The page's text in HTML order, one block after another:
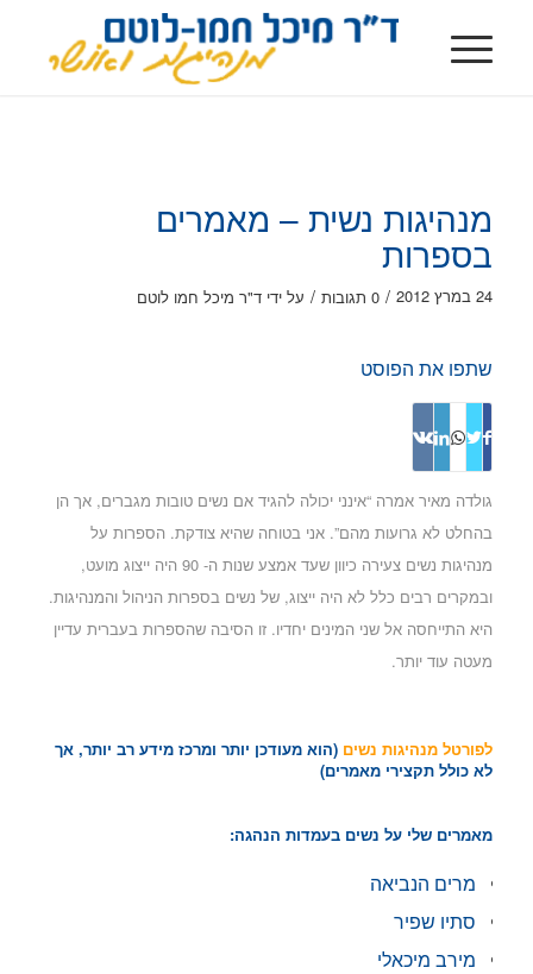
מנהיגות נשית – מאמרים
בספרות
24 במרץ 2012 / 0 תגובות / על ידי ד"ר מיכל חמו לוטם
שתפו את הפוסט
גולדה מאיר אמרה “אינני יכולה להגיד אם נשים טובות מגברים, אך הן
בהחלט לא גרועות מהם”. אני בטוחה שהיא צודקת. הספרות על
מנהיגות נשים צעירה כיוון שעד אמצע שנות ה- 90 היה ייצוג מועט,
ובמקרים רבים כלל לא היה ייצוג, של נשים בספרות הניהול והמנהיגות.
היא התייחסה אל שני המינים יחדיו. זו הסיבה שהספרות בעברית עדיין
מעטה עוד יותר.
לפורטל מנהיגות נשים (הוא מעודכן יותר ומרכז מידע רב יותר, אך
לא כולל תקצירי מאמרים)
מאמרים שלי על נשים בעמדות הנהגה:
מרים הנביאה
סתיו שפיר
מירב מיכאלי